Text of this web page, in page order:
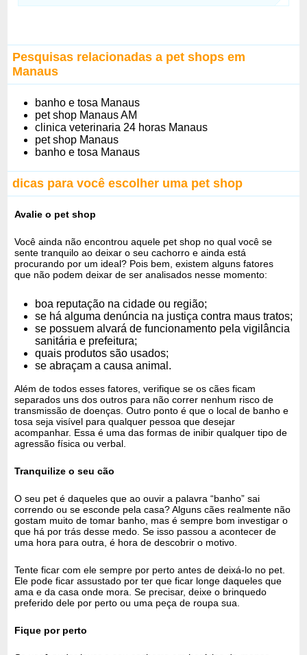
Pesquisas relacionadas a pet shops em
Manaus
banho e tosa Manaus
pet shop Manaus AM
clinica veterinaria 24 horas Manaus
pet shop Manaus
banho e tosa Manaus
dicas para você escolher uma pet shop
Avalie o pet shop
Você ainda não encontrou aquele pet shop no qual você se
sente tranquilo ao deixar o seu cachorro e ainda está
procurando por um ideal? Pois bem, existem alguns fatores
que não podem deixar de ser analisados nesse momento:
boa reputação na cidade ou região;
se há alguma denúncia na justiça contra maus tratos;
se possuem alvará de funcionamento pela vigilância
sanitária e prefeitura;
quais produtos são usados;
se abraçam a causa animal.
Além de todos esses fatores, verifique se os cães ficam
separados uns dos outros para não correr nenhum risco de
transmissão de doenças. Outro ponto é que o local de banho e
tosa seja visível para qualquer pessoa que desejar
acompanhar. Essa é uma das formas de inibir qualquer tipo de
agressão física ou verbal.
Tranquilize o seu cão
O seu pet é daqueles que ao ouvir a palavra “banho” sai
correndo ou se esconde pela casa? Alguns cães realmente não
gostam muito de tomar banho, mas é sempre bom investigar o
que há por trás desse medo. Se isso passou a acontecer de
uma hora para outra, é hora de descobrir o motivo.
Tente ficar com ele sempre por perto antes de deixá-lo no pet.
Ele pode ficar assustado por ter que ficar longe daqueles que
ama e da casa onde mora. Se precisar, deixe o brinquedo
preferido dele por perto ou uma peça de roupa sua.
Fique por perto